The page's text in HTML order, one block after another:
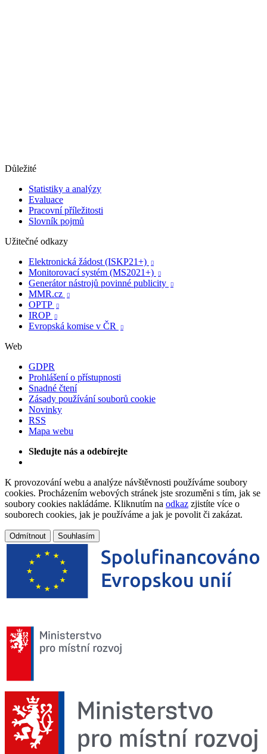
Důležité
Statistiky a analýzy
Evaluace
Pracovní příležitosti
Slovník pojmů
Užitečné odkazy
Elektronická žádost (ISKP21+)

Monitorovací systém (MS2021+) 
Generátor nástrojů povinné publicity 
MMR.cz 
OPTP 
IROP 
Evropská komise v ČR 
Web
GDPR
Prohlášení o přístupnosti
Snadné čtení
Zásady používání souborů cookie
Novinky
RSS
Mapa webu
Sledujte nás a odebírejte
K provozování webu a analýze návštěvnosti používáme soubory
cookies. Procházením webových stránek jste srozuměni s tím, jak se
soubory cookies nakládáme. Kliknutím na odkaz zjistíte více o
souborech cookies, jak je používáme a jak je povolit či zakázat.
Odmítnout Souhlasím